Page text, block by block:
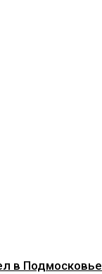
в Подмосковье